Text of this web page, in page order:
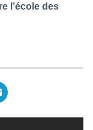
l’école des